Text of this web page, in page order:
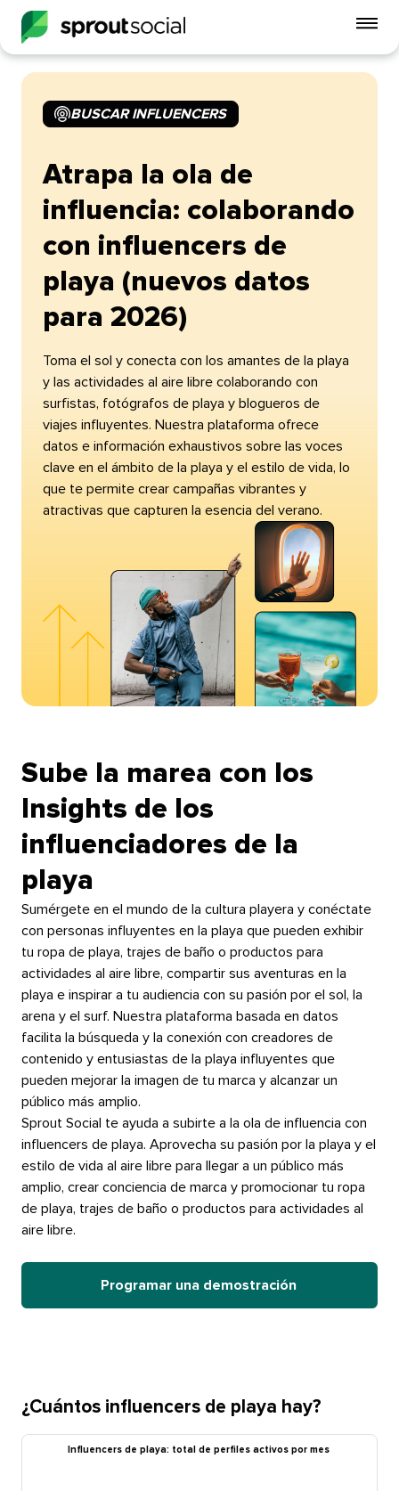
BUSCAR INFLUENCERS​​
Atrapa la ola de
influencia: colaborando
con influencers de
playa (nuevos datos
para 2026)​​
Toma el sol y conecta con los amantes de la playa
y las actividades al aire libre colaborando con
surfistas, fotógrafos de playa y blogueros de
viajes influyentes. Nuestra plataforma ofrece
datos e información exhaustivos sobre las voces
clave en el ámbito de la playa y el estilo de vida, lo
que te permite crear campañas vibrantes y
atractivas que capturen la esencia del verano.​​
Sube la marea con los
Insights de los
influenciadores de la
playa​​
Sumérgete en el mundo de la cultura playera y conéctate
con personas influyentes en la playa que pueden exhibir
tu ropa de playa, trajes de baño o productos para
actividades al aire libre, compartir sus aventuras en la
playa e inspirar a tu audiencia con su pasión por el sol, la
arena y el surf. Nuestra plataforma basada en datos
facilita la búsqueda y la conexión con creadores de
contenido y entusiastas de la playa influyentes que
pueden mejorar la imagen de tu marca y alcanzar un
público más amplio.​​
Sprout Social te ayuda a subirte a la ola de influencia con
influencers de playa. Aprovecha su pasión por la playa y el
estilo de vida al aire libre para llegar a un público más
amplio, crear conciencia de marca y promocionar tu ropa
de playa, trajes de baño o productos para actividades al
aire libre.​​
Programar una demostración​​
¿Cuántos influencers de playa hay?​​
Influencers de playa: total de perfiles activos por mes​​